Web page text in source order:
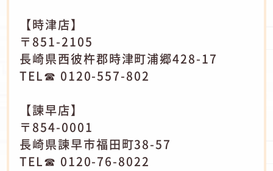
【時津店】
〒851-2105
長崎県西彼杵郡時津町浦郷428-17
TEL☎ 0120-557-802
【諫早店】
〒854-0001
長崎県諫早市福田町38-57
TEL☎ 0120-76-8022